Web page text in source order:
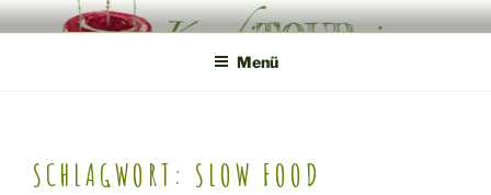
Zum
InhaltKONDITOUREI
Mobile Produktveredlung am Hof
Menü
SCHLAGWORT: SLOW FOOD